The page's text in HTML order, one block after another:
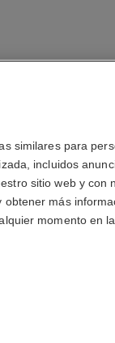
similares para
incluidos
sitio web y con
más
momento en la